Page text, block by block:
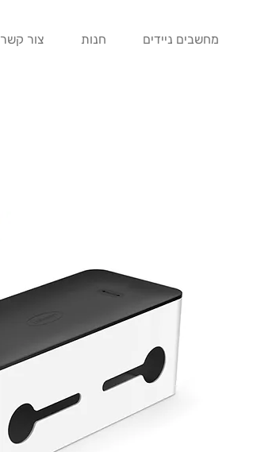
מחשבים ניידים חנות צור קשר